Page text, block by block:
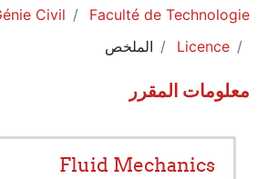
Faculté de Technologie
Civil
Licence
الملخص
معلومات المقرر
Fluid Mechanics